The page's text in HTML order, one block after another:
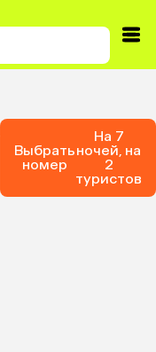
Выбрать
номер
На 7
ночей, на
2
туристов